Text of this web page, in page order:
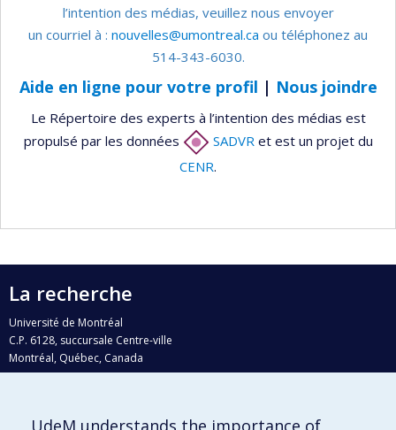
l’intention des médias, veuillez nous envoyer
un courriel à : nouvelles@umontreal.ca ou téléphonez au
514-343-6030.
Aide en ligne pour votre profil | Nous joindre
Le Répertoire des experts à l’intention des médias est
propulsé par les données
SADVRet est un projet du
CENR.
La recherche
Université de Montréal
C.P. 6128, succursale Centre-ville
Montréal, Québec, Canada
H3C 3J7
UdeM understands the importance of